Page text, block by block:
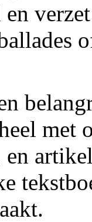
met